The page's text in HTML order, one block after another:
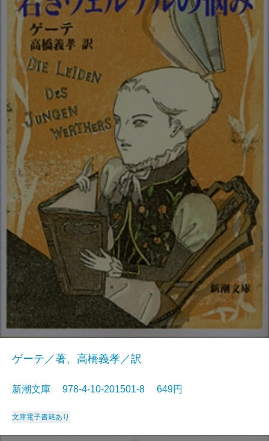
ゲーテ／著、高橋義孝／訳
新潮文庫 978-4-10-201501-8 649円
文庫電子書籍あり